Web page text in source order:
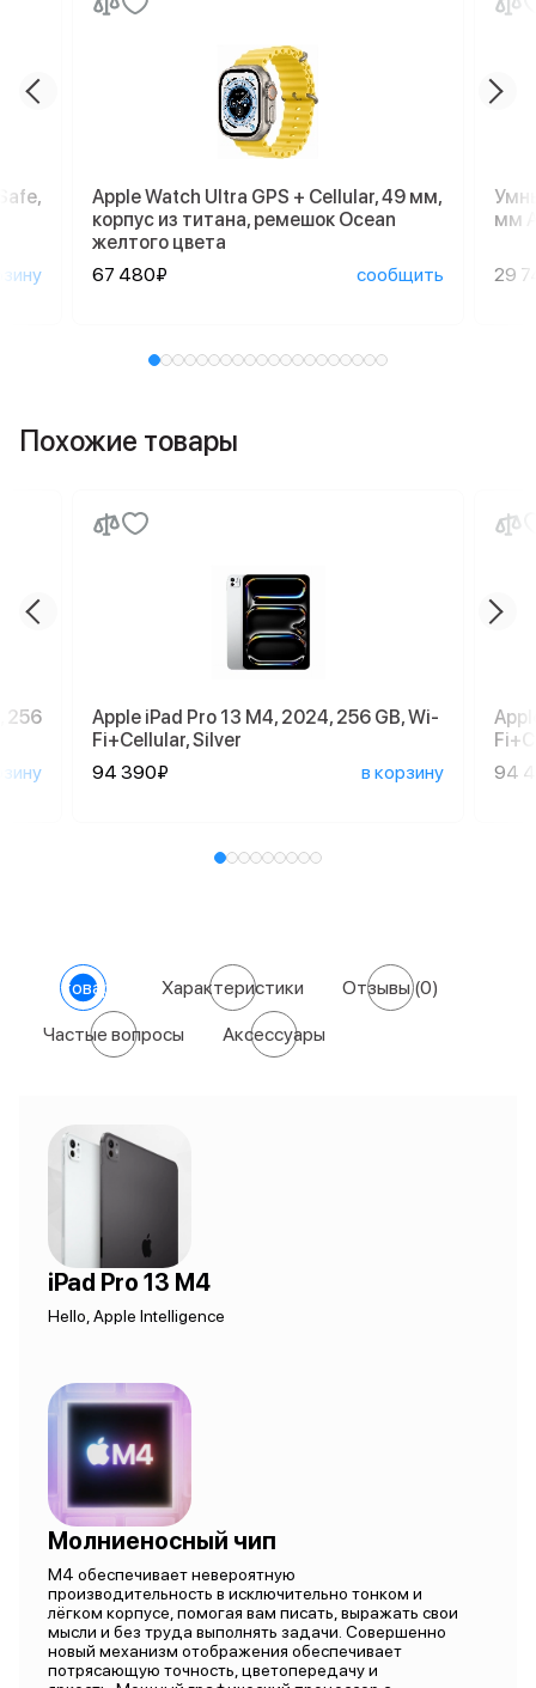
Apple Watch Ultra GPS + Cellular, 49 мм,
корпус из титана, ремешок Ocean
желтого цвета
67 480₽
сообщить
мм
29
Похожие товары
256
Apple iPad Pro 13 M4, 2024, 256 GB, Wi-
Fi+Cellular, Silver
94 390₽
в корзину
94
О товаре Характеристики Отзывы(0)
Частые вопросы Аксессуары
iPad Pro 13 M4
Hello, Apple Intelligence
Молниеносный чип
M4 обеспечивает невероятную
производительность в исключительно тонком и
лёгком корпусе, помогая вам писать, выражать свои
мысли и без труда выполнять задачи. Совершенно
новый механизм отображения обеспечивает
потрясающую точность, цветопередачу и